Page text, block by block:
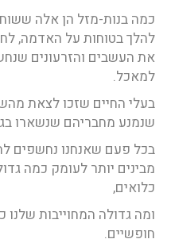
כמה בנות-מזל הן אלה
להלך בטוחות על האדמה,
את העשבים והזרעונים
למאכל.
בעלי החיים שזכו לצאת
שנמנע מחבריהם שנשארו
בכל פעם שאנחנו נחשפים
מבינים יותר לעומק כמה
כלואים,
ומה גדולה המחוייבות
חופשיים.